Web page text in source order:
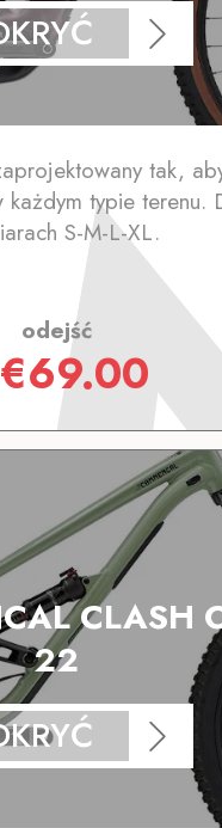
tak,
każdym typie terenu.
S-M-L-XL.
odejść
€69.00
CLASH
22